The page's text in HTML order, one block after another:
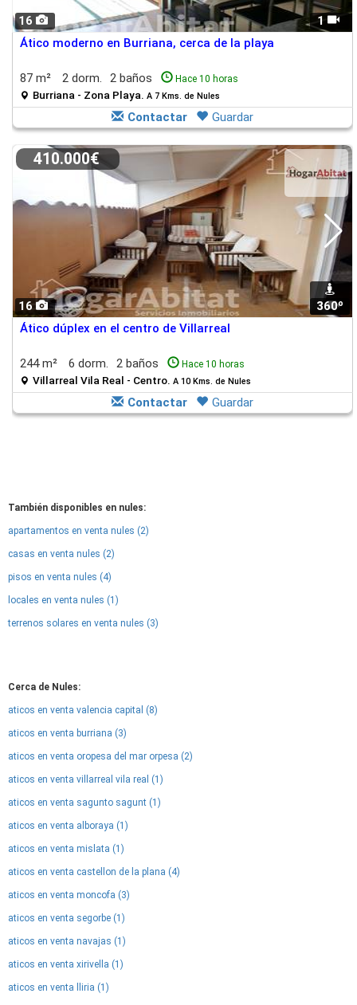
16
1
Ático moderno en Burriana, cerca de la playa
87 m² 2 dorm. 2 baños Hace 10 horas
Burriana - Zona Playa. A 7 Kms. de Nules
Contactar Guardar
16 1
360º
410.000€
Ático dúplex en el centro de Villarreal
244 m² 6 dorm. 2 baños Hace 10 horas
Villarreal Vila Real - Centro. A 10 Kms. de Nules
Contactar Guardar
También disponibles en nules:
apartamentos en venta nules (2)
casas en venta nules (2)
pisos en venta nules (4)
locales en venta nules (1)
terrenos solares en venta nules (3)
Cerca de Nules:
aticos en venta valencia capital (8)
aticos en venta burriana (3)
aticos en venta oropesa del mar orpesa (2)
aticos en venta villarreal vila real (1)
aticos en venta sagunto sagunt (1)
aticos en venta alboraya (1)
aticos en venta mislata (1)
aticos en venta castellon de la plana (4)
aticos en venta moncofa (3)
aticos en venta segorbe (1)
aticos en venta navajas (1)
aticos en venta xirivella (1)
aticos en venta lliria (1)